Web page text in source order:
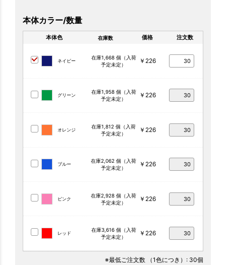
本体カラー/数量
本体色 在庫数 価格 注文数
ネイビー
在庫1,668 個（入荷
予定未定）
￥226
グリーン
在庫1,958 個（入荷
予定未定）
￥226
オレンジ
在庫1,812 個（入荷
予定未定）
￥226
ブルー
在庫2,062 個（入荷
予定未定）
￥226
ピンク
在庫2,928 個（入荷
予定未定）
￥226
レッド
在庫3,616 個（入荷
予定未定）
￥226
※最低ご注文数 （1色につき） : 30個